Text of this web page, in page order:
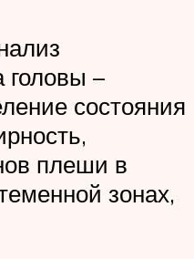
головы –
состояния
плеши в
зонах,